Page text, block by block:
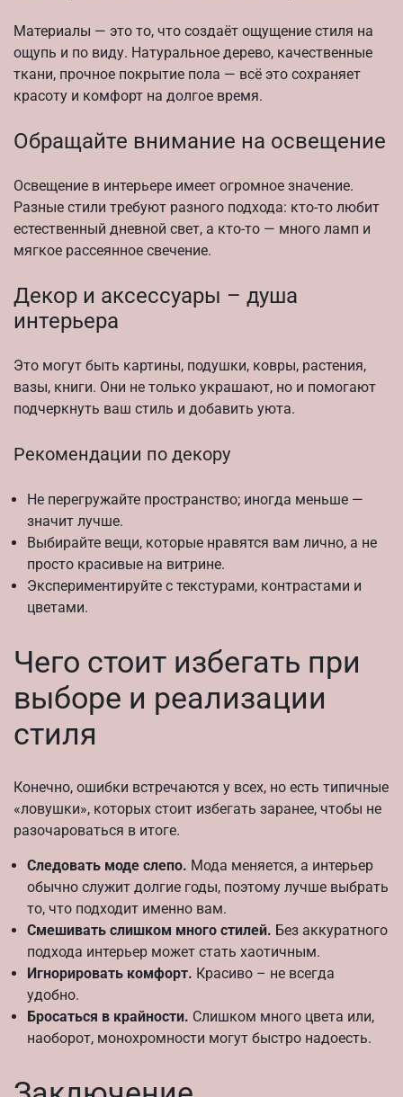
Материалы — это то, что создаёт ощущение стиля на
ощупь и по виду. Натуральное дерево, качественные
ткани, прочное покрытие пола — всё это сохраняет
красоту и комфорт на долгое время.
Обращайте внимание на освещение
Освещение в интерьере имеет огромное значение.
Разные стили требуют разного подхода: кто-то любит
естественный дневной свет, а кто-то — много ламп и
мягкое рассеянное свечение.
Декор и аксессуары – душа
интерьера
Это могут быть картины, подушки, ковры, растения,
вазы, книги. Они не только украшают, но и помогают
подчеркнуть ваш стиль и добавить уюта.
Рекомендации по декору
Не перегружайте пространство; иногда меньше —
значит лучше.
Выбирайте вещи, которые нравятся вам лично, а не
просто красивые на витрине.
Экспериментируйте с текстурами, контрастами и
цветами.
Чего стоит избегать при
выборе и реализации
стиля
Конечно, ошибки встречаются у всех, но есть типичные
«ловушки», которых стоит избегать заранее, чтобы не
разочароваться в итоге.
Следовать моде слепо. Мода меняется, а интерьер
обычно служит долгие годы, поэтому лучше выбрать
то, что подходит именно вам.
Смешивать слишком много стилей. Без аккуратного
подхода интерьер может стать хаотичным.
Игнорировать комфорт. Красиво – не всегда
удобно.
Бросаться в крайности. Слишком много цвета или,
наоборот, монохромности могут быстро надоесть.